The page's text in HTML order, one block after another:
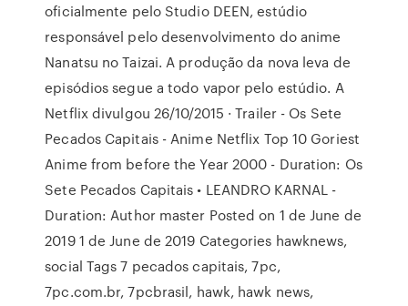
oficialmente pelo Studio DEEN, estúdio
responsável pelo desenvolvimento do anime
Nanatsu no Taizai. A produção da nova leva de
episódios segue a todo vapor pelo estúdio. A
Netflix divulgou 26/10/2015 · Trailer - Os Sete
Pecados Capitais - Anime Netflix Top 10 Goriest
Anime from before the Year 2000 - Duration: Os
Sete Pecados Capitais • LEANDRO KARNAL -
Duration: Author master Posted on 1 de June de
2019 1 de June de 2019 Categories hawknews,
social Tags 7 pecados capitais, 7pc,
7pc.com.br, 7pcbrasil, hawk, hawk news,